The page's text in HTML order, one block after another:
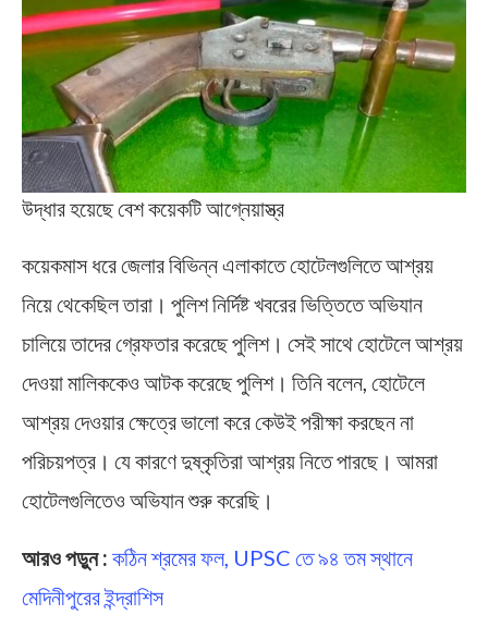
উদ্ধার হয়েছে বেশ কয়েকটি আগ্নেয়াস্ত্র
কয়েকমাস ধরে জেলার বিভিন্ন এলাকাতে হোটেলগুলিতে আশ্রয়
নিয়ে থেকেছিল তারা। পুলিশ নির্দিষ্ট খবরের ভিত্তিতে অভিযান
চালিয়ে তাদের গ্রেফতার করেছে পুলিশ। সেই সাথে হোটেলে আশ্রয়
দেওয়া মালিককেও আটক করেছে পুলিশ। তিনি বলেন, হোটেলে
আশ্রয় দেওয়ার ক্ষেত্রে ভালো করে কেউই পরীক্ষা করছেন না
পরিচয়পত্র। যে কারণে দুষ্কৃতিরা আশ্রয় নিতে পারছে। আমরা
হোটেলগুলিতেও অভিযান শুরু করেছি।
আরও পড়ুন : কঠিন শ্রমের ফল, UPSC তে ৯৪ তম স্থানে
মেদিনীপুরের ইন্দ্রাশিস